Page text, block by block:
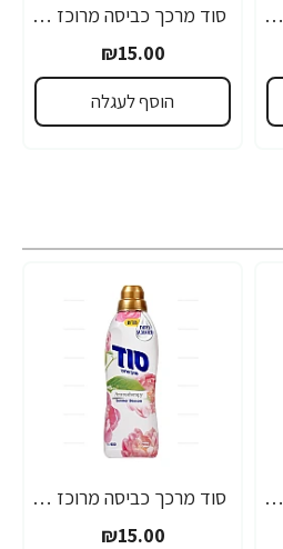
סוד מרכך כביסה מרוכז ארומתרפי לבן בניחוח פרחים סאמר בלוסום 900 מ"ל
סוד מרכך כביסה מרוכז ארומתרפי מי קוקוס 900 מ"ל
₪15.00
הוסף לעגלה
סוד מרכך כביסה לבגדי תינוקות ובעלי עור רגיש 900 מ"ל
סוד מרכך כביסה מרוכז ארומתרפי לבן בניחוח פרחים סאמר בלוסום 900 מ"ל
₪15.00